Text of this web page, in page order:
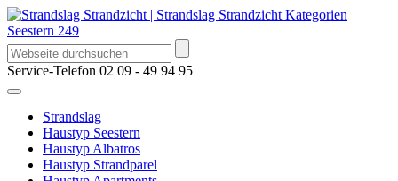
Service-Telefon 02 09 - 49 94 95
Strandslag
Haustyp Seestern
Haustyp Albatros
Haustyp Strandparel